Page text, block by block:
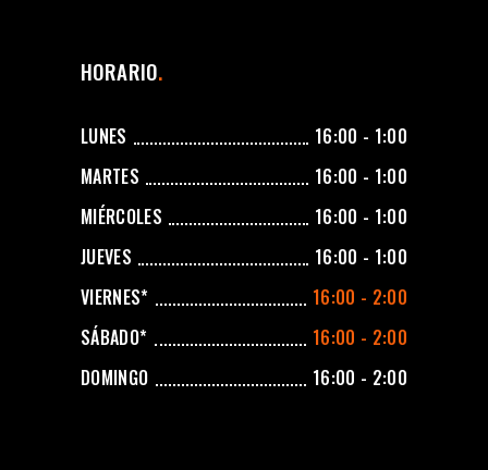
HORARIO
LUNES
16:00 - 1:00
MARTES
16:00 - 1:00
MIÉRCOLES
16:00 - 1:00
JUEVES
16:00 - 1:00
VIERNES*
16:00 - 2:00
SÁBADO*
16:00 - 2:00
DOMINGO
16:00 - 2:00